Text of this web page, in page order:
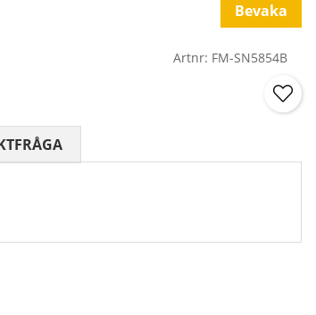
Bevaka
Artnr: FM-SN5854B
BETYG 0